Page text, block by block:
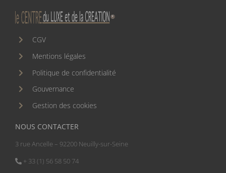
CGV
Mentions légales
Politique de confidentialité
Gouvernance
Gestion des cookies
NOUS CONTACTER
3 rue Ancelle – 92200 Neuilly-sur-Seine
+ 33 (1) 56 58 50 74